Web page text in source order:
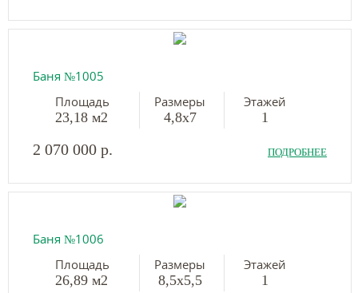
Баня №1005
Площадь
23,18 м2
Размеры
4,8х7
Этажей
1
2 070 000 р. ПОДРОБНЕЕ
Баня №1006
Площадь
26,89 м2
Размеры
8,5х5,5
Этажей
1